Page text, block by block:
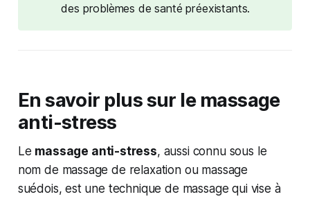
des problèmes de santé préexistants.
En savoir plus sur le massage
anti-stress
Le massage anti-stress, aussi connu sous le
nom de massage de relaxation ou massage
suédois, est une technique de massage qui vise à